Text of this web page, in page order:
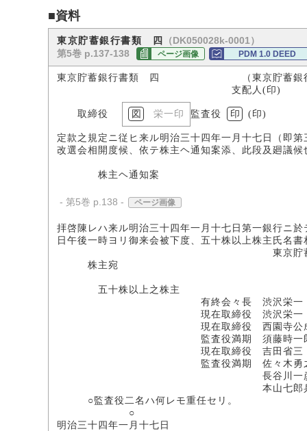
■資料
東京貯蓄銀行書類 四
（DK050028k-0001）
第5巻 p.137-138
ページ画像 PDM 1.0 DEED
東京貯蓄銀行書類 四 （東京貯蓄銀行
支配人(印)
取締役 栄一印 監査役 印 (印)
定款之規定ニ従ヒ来ル明治三十四年一月十七日（即
改選会相開度候、依テ株主ヘ通知案添、此段及廻議候
株主ヘ通知案
- 第5巻 p.138 - ページ画像
拝啓陳レハ来ル明治三十四年一月十七日第一銀行ニ
日午後一時ヨリ御来会被下度、五十株以上株主氏名
東京貯蓄銀
株主宛
五十株以上之株主
有終会々長 渋沢栄一
現在取締役 渋沢栄一
現在取締役 西園寺公
監査役満期 須藤時一
現在取締役 吉田省三
監査役満期 佐々木勇之
長谷川一
本山七郎兵
○監査役二名ハ何レモ重任セリ。
○
明治三十四年一月十七日